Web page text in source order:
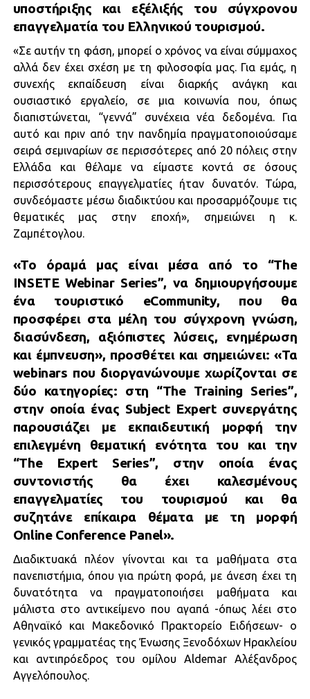
υποστήριξης και εξέλιξής του σύγχρονου
επαγγελματία του Ελληνικού τουρισμού.
«Σε αυτήν τη φάση, μπορεί ο χρόνος να είναι σύμμαχος
αλλά δεν έχει σχέση με τη φιλοσοφία μας. Για εμάς, η
συνεχής εκπαίδευση είναι διαρκής ανάγκη και
ουσιαστικό εργαλείο, σε μια κοινωνία που, όπως
διαπιστώνεται, “γεννά” συνέχεια νέα δεδομένα. Για
αυτό και πριν από την πανδημία πραγματοποιούσαμε
σειρά σεμιναρίων σε περισσότερες από 20 πόλεις στην
Ελλάδα και θέλαμε να είμαστε κοντά σε όσους
περισσότερους επαγγελματίες ήταν δυνατόν. Τώρα,
συνδεόμαστε μέσω διαδικτύου και προσαρμόζουμε τις
θεματικές μας στην εποχή», σημειώνει η κ.
Ζαμπέτογλου.
«Το όραμά μας είναι μέσα από το “The
INSETE Webinar Series”, να δημιουργήσουμε
ένα τουριστικό eCommunity, που θα
προσφέρει στα μέλη του σύγχρονη γνώση,
διασύνδεση, αξιόπιστες λύσεις, ενημέρωση
και έμπνευση», προσθέτει και σημειώνει: «Τα
webinars που διοργανώνουμε χωρίζονται σε
δύο κατηγορίες: στη “The Training Series”,
στην οποία ένας Subject Expert συνεργάτης
παρουσιάζει με εκπαιδευτική μορφή την
επιλεγμένη θεματική ενότητα του και την
“The Expert Series”, στην οποία ένας
συντονιστής θα έχει καλεσμένους
επαγγελματίες του τουρισμού και θα
συζητάνε επίκαιρα θέματα με τη μορφή
Online Conference Panel».
Διαδικτυακά πλέον γίνονται και τα μαθήματα στα
πανεπιστήμια, όπου για πρώτη φορά, με άνεση έχει τη
δυνατότητα να πραγματοποιήσει μαθήματα και
μάλιστα στο αντικείμενο που αγαπά -όπως λέει στο
Αθηναϊκό και Μακεδονικό Πρακτορείο Ειδήσεων- ο
γενικός γραμματέας της Ένωσης Ξενοδόχων Ηρακλείου
και αντιπρόεδρος του ομίλου Aldemar Αλέξανδρος
Αγγελόπουλος.